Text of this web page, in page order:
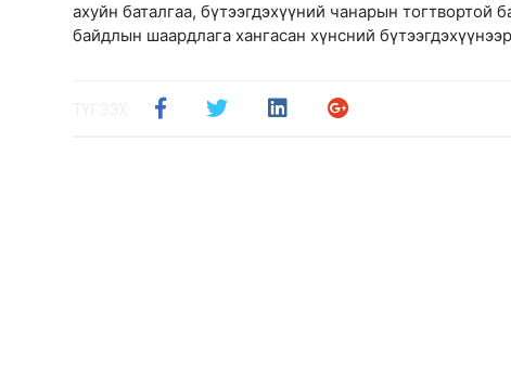
ахуйн баталгаа, бүтээгдэхүүний чанарын тогтвортой
байдлын шаардлага хангасан хүнсний